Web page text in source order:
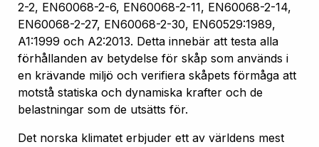
2-2, EN60068-2-6, EN60068-2-11, EN60068-2-14,
EN60068-2-27, EN60068-2-30, EN60529:1989,
A1:1999 och A2:2013. Detta innebär att testa alla
förhållanden av betydelse för skåp som används i
en krävande miljö och verifiera skåpets förmåga att
motstå statiska och dynamiska krafter och de
belastningar som de utsätts för.
Det norska klimatet erbjuder ett av världens mest